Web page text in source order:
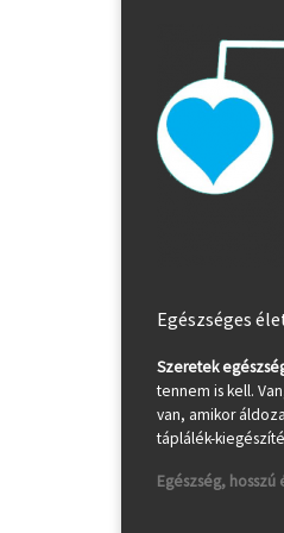
Egészséges
Szeretek
tennem is kell.
van, amikor
táplálék-
Egészség,